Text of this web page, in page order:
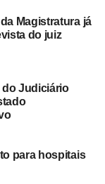
Magistratura já
do juiz
do Judiciário
para hospitais